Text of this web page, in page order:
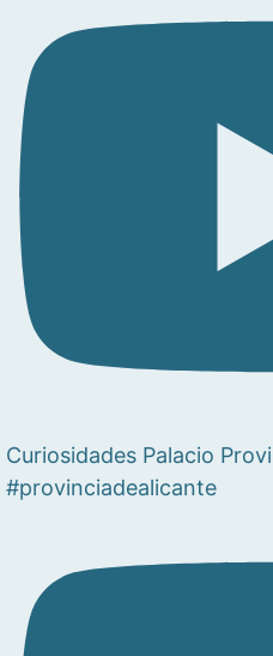
Curiosidades Palacio
#provinciadealicante